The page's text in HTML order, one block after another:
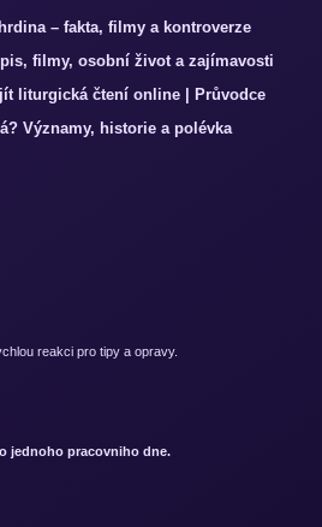
– fakta, filmy a kontroverze
filmy, osobní život a zajímavosti
liturgická čtení online | Průvodce
Významy, historie a polévka
reakci pro tipy a opravy.
jednoho pracovniho dne.